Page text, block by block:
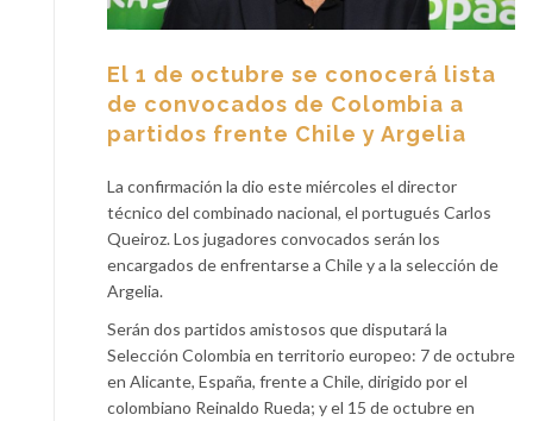
El 1 de octubre se conocerá lista
de convocados de Colombia a
partidos frente Chile y Argelia
La confirmación la dio este miércoles el director
técnico del combinado nacional, el portugués Carlos
Queiroz. Los jugadores convocados serán los
encargados de enfrentarse a Chile y a la selección de
Argelia.
Serán dos partidos amistosos que disputará la
Selección Colombia en territorio europeo: 7 de octubre
en Alicante, España, frente a Chile, dirigido por el
colombiano Reinaldo Rueda; y el 15 de octubre en